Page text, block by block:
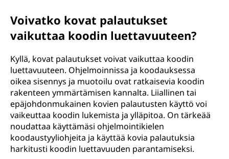
Voivatko kovat palautukset
vaikuttaa koodin luettavuuteen?
Kyllä, kovat palautukset voivat vaikuttaa koodin
luettavuuteen. Ohjelmoinnissa ja koodauksessa
oikea sisennys ja muotoilu ovat ratkaisevia koodin
rakenteen ymmärtämisen kannalta. Liiallinen tai
epäjohdonmukainen kovien palautusten käyttö voi
vaikeuttaa koodin lukemista ja ylläpitoa. On tärkeää
noudattaa käyttämäsi ohjelmointikielen
koodaustyyliohjeita ja käyttää kovia palautuksia
harkitusti koodin luettavuuden parantamiseksi.